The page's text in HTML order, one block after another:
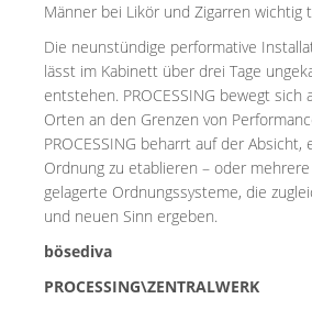
Männer bei Likör und Zigarren wichtig
Die neunstündige performative
lässt im Kabinett über drei Tage
entstehen. PROCESSING bewegt sich
Orten an den Grenzen von
PROCESSING beharrt auf der Absicht,
Ordnung zu etablieren – oder
gelagerte Ordnungssysteme, die
und neuen Sinn ergeben.
bösediva
PROCESSING\ZENTRALWERK